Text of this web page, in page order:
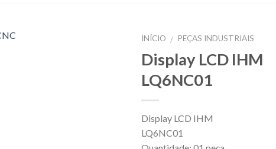
INÍCIO / PEÇAS INDUSTRIAIS
Display LCD IHM
LQ6NC01
Display LCD IHM
LQ6NC01